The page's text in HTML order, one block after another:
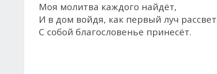
Моя молитва каждого найдёт,
И в дом войдя, как первый луч
С собой благословенье принесёт.